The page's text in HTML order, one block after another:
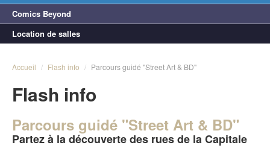
Comics Beyond
Location de salles
Accueil / Flash info / Parcours guidé "Street Art & BD"
Flash info
Parcours guidé "Street Art & BD"
Partez à la découverte des rues de la Capitale